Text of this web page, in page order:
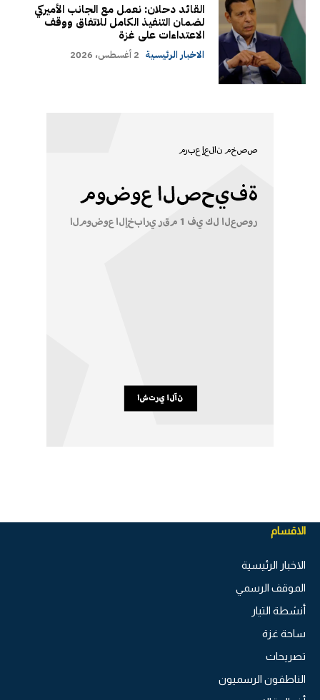
القائد دحلان: نعمل مع الجانب الأميركي
لضمان التنفيذ الكامل للاتفاق ووقف
الاعتداءات على غزة
الاخبار الرئيسية 2 أغسطس، 2026
الاقسام
الاخبار الرئيسية
الموقف الرسمي
أنشطة التيار
ساحة غزة
تصريحات
الناطقون الرسميون